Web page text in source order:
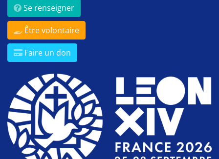
Se renseigner
Être volontaire
Faire un don